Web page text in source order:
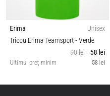
Erima
Unisex
Tricou Erima Teamsport- Verde
90 lei
58 lei
Ultimul preț minim 58 lei